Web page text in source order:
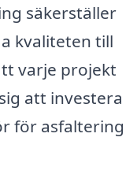
säkerställer
kvaliteten till
varje projekt
att investera
för asfaltering